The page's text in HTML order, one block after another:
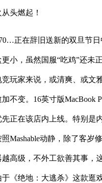
头燃起！
正在辞旧送新的双旦节日
小，虽然国服“吃鸡”还未
玩家来说，或清爽、或文
不变。16英寸版MacBook
正在该店内上线。特别是
Mashable动静，除了客岁
高级，不外工欲善其事，
于《绝地：大逃杀》这款逛